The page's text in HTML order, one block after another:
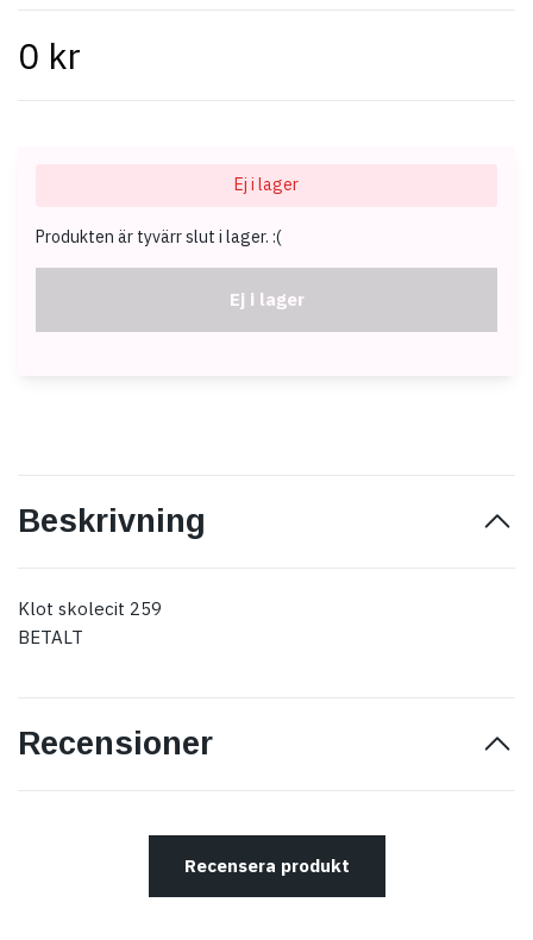
0 kr
Ej i lager
Produkten är tyvärr slut i lager. :(
Ej i lager
Beskrivning
Klot skolecit 259
BETALT
Recensioner
Recensera produkt